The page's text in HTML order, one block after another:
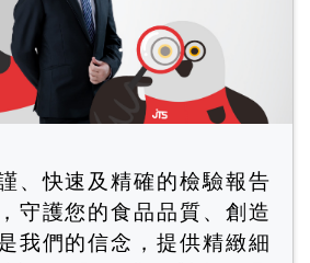
、快速及精確的檢驗報告
守護您的食品品質、創造
我們的信念，提供精緻細